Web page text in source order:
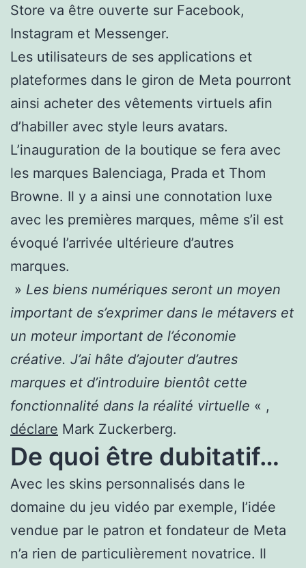
Store va être ouverte sur Facebook,
Instagram et Messenger.
Les utilisateurs de ses applications et
plateformes dans le giron de Meta pourront
ainsi acheter des vêtements virtuels afin
d’habiller avec style leurs avatars.
L’inauguration de la boutique se fera avec
les marques Balenciaga, Prada et Thom
Browne. Il y a ainsi une connotation luxe
avec les premières marques, même s’il est
évoqué l’arrivée ultérieure d’autres
marques.
» Les biens numériques seront un moyen
important de s’exprimer dans le métavers et
un moteur important de l’économie
créative. J’ai hâte d’ajouter d’autres
marques et d’introduire bientôt cette
fonctionnalité dans la réalité virtuelle « ,
déclare Mark Zuckerberg.
De quoi être dubitatif…
Avec les skins personnalisés dans le
domaine du jeu vidéo par exemple, l’idée
vendue par le patron et fondateur de Meta
n’a rien de particulièrement novatrice. Il